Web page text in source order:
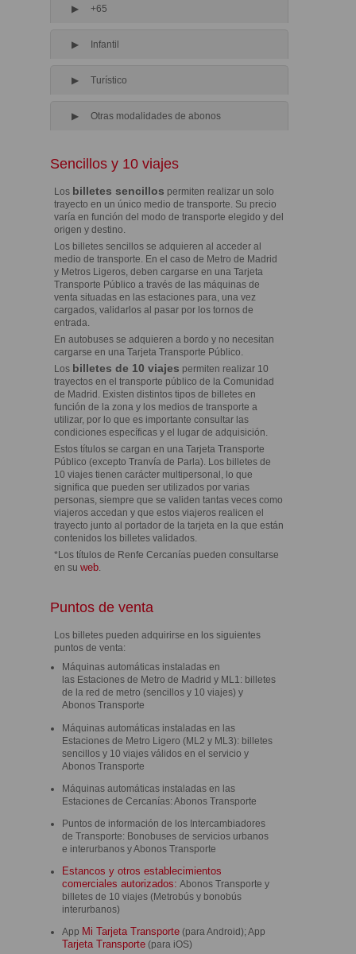
+65
Infantil
Turístico
Otras modalidades de abonos
Sencillos y 10 viajes
Los billetes sencillos permiten realizar un solo
trayecto en un único medio de transporte. Su precio
varía en función del modo de transporte elegido y del
origen y destino.
Los billetes sencillos se adquieren al acceder al
medio de transporte. En el caso de Metro de Madrid
y Metros Ligeros, deben cargarse en una Tarjeta
Transporte Público a través de las máquinas de
venta situadas en las estaciones para, una vez
cargados, validarlos al pasar por los tornos de
entrada.
En autobuses se adquieren a bordo y no necesitan
cargarse en una Tarjeta Transporte Público.
Los billetes de 10 viajes permiten realizar 10
trayectos en el transporte público de la Comunidad
de Madrid. Existen distintos tipos de billetes en
función de la zona y los medios de transporte a
utilizar, por lo que es importante consultar las
condiciones específicas y el lugar de adquisición.
Estos títulos se cargan en una Tarjeta Transporte
Público (excepto Tranvía de Parla). Los billetes de
10 viajes tienen carácter multipersonal, lo que
significa que pueden ser utilizados por varias
personas, siempre que se validen tantas veces como
viajeros accedan y que estos viajeros realicen el
trayecto junto al portador de la tarjeta en la que están
contenidos los billetes validados.
*Los títulos de Renfe Cercanías pueden consultarse
en suweb.
Puntos de venta
Los billetes pueden adquirirse en los siguientes
puntos de venta:
Máquinas automáticas instaladas en
las Estaciones de Metro de Madrid y ML1: billetes
de la red de metro (sencillos y 10 viajes) y
Abonos Transporte
Máquinas automáticas instaladas en las
Estaciones de Metro Ligero (ML2 y ML3): billetes
sencillos y 10 viajes válidos en el servicio y
Abonos Transporte
Máquinas automáticas instaladas en las
Estaciones de Cercanías: Abonos Transporte
Puntos de información de los Intercambiadores
de Transporte: Bonobuses de servicios urbanos
e interurbanos y Abonos Transporte
Estancos y otros establecimientos
comerciales autorizados: Abonos Transporte y
billetes de 10 viajes (Metrobús y bonobús
interurbanos)
App Mi Tarjeta Transporte (para Android); App
Tarjeta Transporte (para iOS)